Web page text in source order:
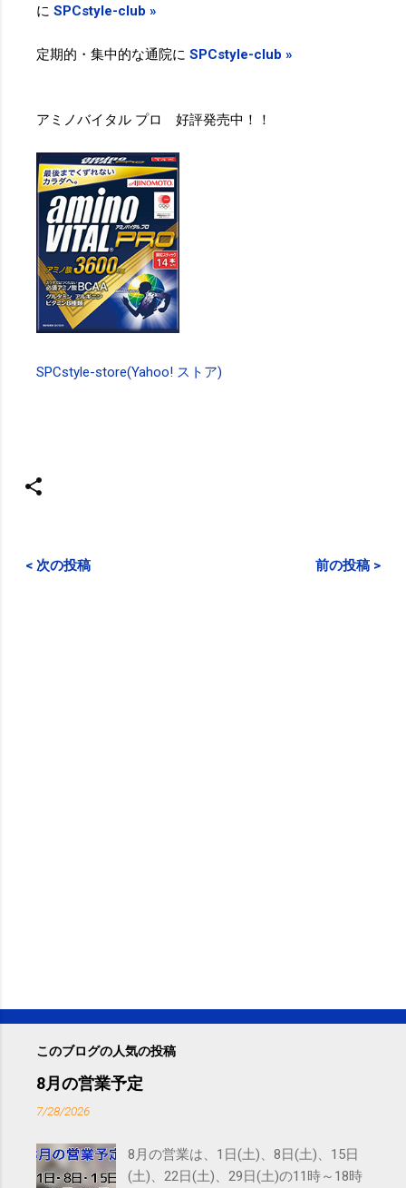
に SPCstyle-club »
定期的・集中的な通院に SPCstyle-club »
アミノバイタル プロ 好評発売中！！
SPCstyle-store(Yahoo! ストア)
< 次の投稿 前の投稿 >
このブログの人気の投稿
8月の営業予定
7/28/2026
8月の営業は、1日(土)、8日(土)、15日
(土)、22日(土)、29日(土)の11時～18時